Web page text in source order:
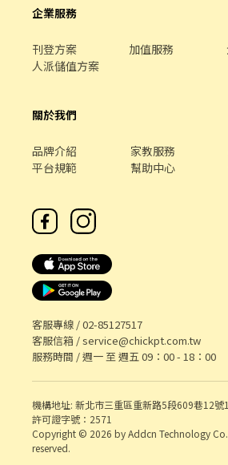
企業服務
刊登方案 加值服務
人派儲值方案
關於我們
品牌介紹 家教服務
平台規範
幫助中心
客服專線 /02-85127517
客服信箱 /service@chickpt.com.tw
服務時間 / 週一 至 週五 09：00 - 18：00
機構地址: 新北市三重區重新路5段609巷12號
許可證字號：2571
Copyright © 2026 by Addcn Technology
reserved.